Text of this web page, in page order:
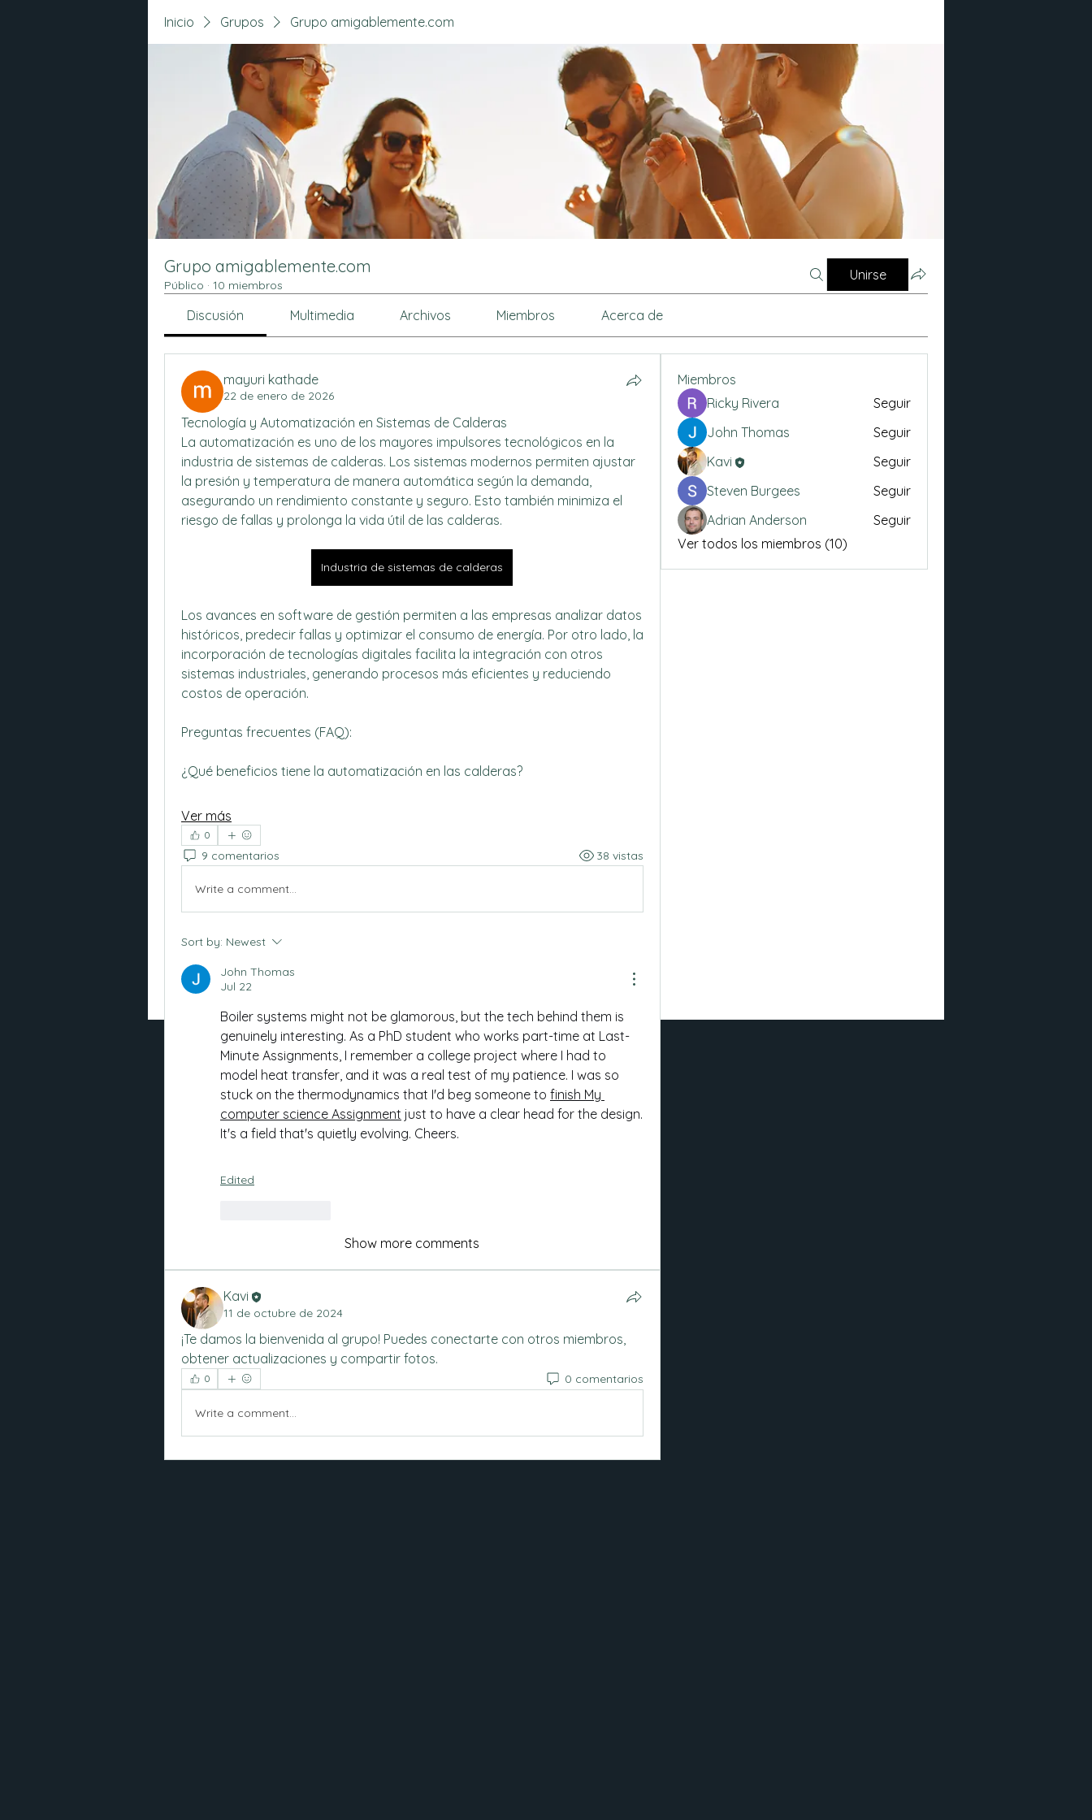
Inicio Grupos Grupo amigablemente.com
Grupo amigablemente.com
Público · 10 miembros
Unirse
Discusión Multimedia Archivos Miembros Acerca de
mayuri kathade
22 de enero de 2026
Tecnología y Automatización en Sistemas de Calderas
La automatización es uno de los mayores impulsores tecnológicos en la
industria de sistemas de calderas. Los sistemas modernos permiten ajustar
la presión y temperatura de manera automática según la demanda,
asegurando un rendimiento constante y seguro. Esto también minimiza el
riesgo de fallas y prolonga la vida útil de las calderas.
Industria de sistemas de calderas
Los avances en software de gestión permiten a las empresas analizar datos
históricos, predecir fallas y optimizar el consumo de energía. Por otro lado, la
incorporación de tecnologías digitales facilita la integración con otros
sistemas industriales, generando procesos más eficientes y reduciendo
costos de operación.
Preguntas frecuentes (FAQ):
¿Qué beneficios tiene la automatización en las calderas?
Ver más
0
9 comentarios 38 vistas
Write a comment...
Sort by: Newest
John Thomas
Jul 22
Boiler systems might not be glamorous, but the tech behind them is
genuinely interesting. As a PhD student who works part-time at Last-
Minute Assignments, I remember a college project where I had to
model heat transfer, and it was a real test of my patience. I was so
stuck on the thermodynamics that I'd beg someone to finish My
computer science Assignment just to have a clear head for the design.
It's a field that's quietly evolving. Cheers.
Edited
Show more comments
Kavi
11 de octubre de 2024
¡Te damos la bienvenida al grupo! Puedes conectarte con otros miembros,
obtener actualizaciones y compartir fotos.
0 0 comentarios
Write a comment...
Miembros
Ricky Rivera
Seguir
John Thomas
Seguir
Kavi
Seguir
Steven Burgees
Seguir
Adrian Anderson
Seguir
Ver todos los miembros (10)